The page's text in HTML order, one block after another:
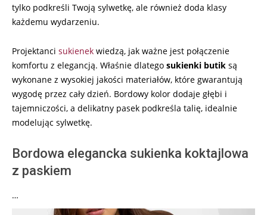
tylko podkreśli Twoją sylwetkę, ale również doda klasy
każdemu wydarzeniu.
Projektanci sukienek wiedzą, jak ważne jest połączenie
komfortu z elegancją. Właśnie dlatego sukienki butik są
wykonane z wysokiej jakości materiałów, które gwarantują
wygodę przez cały dzień. Bordowy kolor dodaje głębi i
tajemniczości, a delikatny pasek podkreśla talię, idealnie
modelując sylwetkę.
Bordowa elegancka sukienka koktajlowa
z paskiem
…